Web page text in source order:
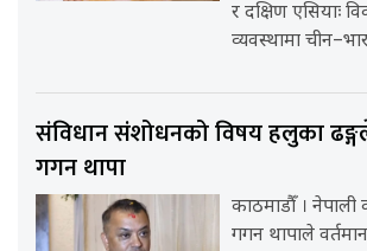
र दक्षिण एसियाः
व्यवस्थामा
संविधान संशोधनको विषय हलुका
गगन थापा
काठमाडौँ । नेपाली
गगन थापाले